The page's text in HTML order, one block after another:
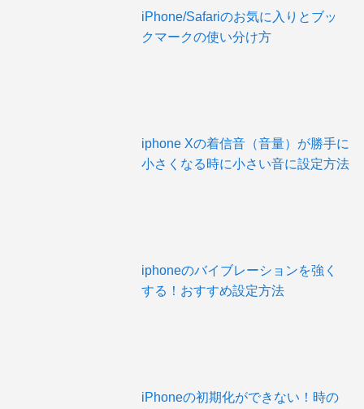
iPhone/Safariのお気に入りとブッ
クマークの使い分け方
iphone Xの着信音（音量）が勝手に
小さくなる時に小さい音に設定方法
iphoneのバイブレーションを強く
する！おすすめ設定方法
iPhoneの初期化ができない！時の